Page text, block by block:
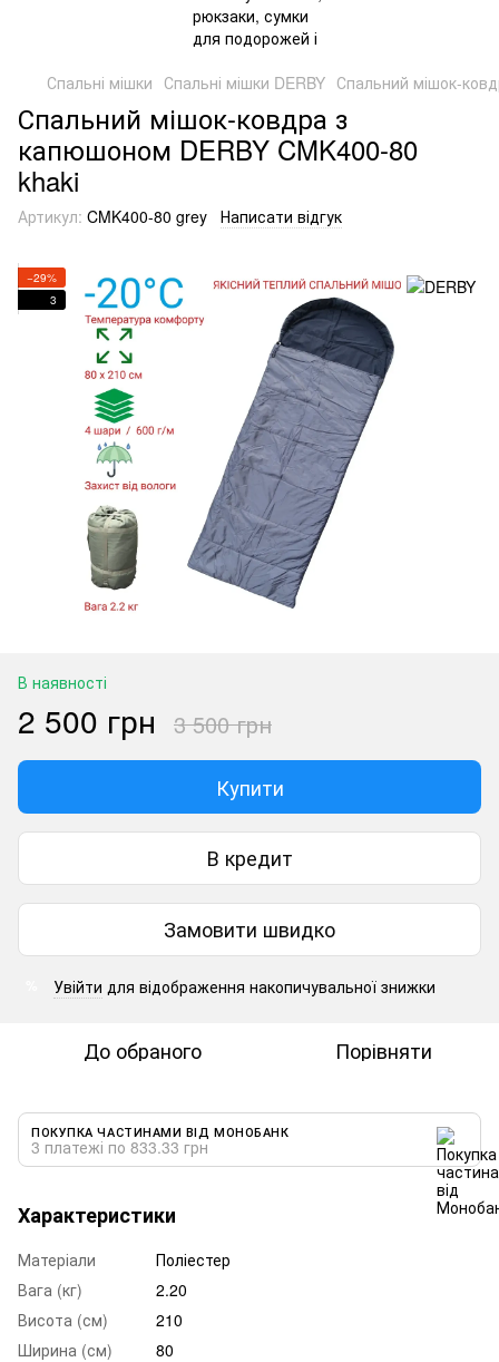
Спальні мішки Спальні мішки DERBY Спальний мішок-
Спальний мішок-ковдра з
капюшоном DERBY CMK400-80
khaki
Артикул: CMK400-80 grey Написати відгук
−29%
3
В наявності
2 500 грн 3 500 грн
Купити
В кредит
Замовити швидко
Увійти для відображення накопичувальної знижки
До обраного Порівняти
ПОКУПКА ЧАСТИНАМИ ВІД МОНОБАНК
3 платежі по 833.33 грн
Характеристики
Матеріали
Поліестер
Вага (кг)
2.20
Висота (см)
210
Ширина (см)
80